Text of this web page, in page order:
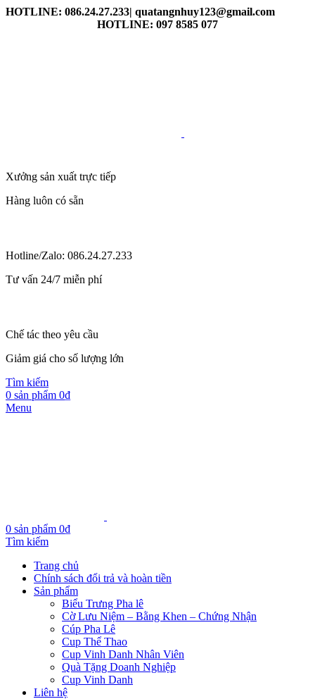
HOTLINE: 086.24.27.233| quatangnhuy123@gmail.com
HOTLINE: 097 8585 077
Xưởng sản xuất trực tiếp
Hàng luôn có sẵn
Hotline/Zalo: 086.24.27.233
Tư vấn 24/7 miễn phí
Chế tác theo yêu cầu
Giảm giá cho số lượng lớn
Tìm kiếm
0 sản phẩm 0₫
Menu
0 sản phẩm 0₫
Tìm kiếm
Trang chủ
Chính sách đổi trả và hoàn tiền
Sản phẩm
Biểu Trưng Pha lê
Cờ Lưu Niệm – Bằng Khen – Chứng Nhận
Cúp Pha Lê
Cup Thể Thao
Cup Vinh Danh Nhân Viên
Quà Tặng Doanh Nghiệp
Cup Vinh Danh
Liên hệ